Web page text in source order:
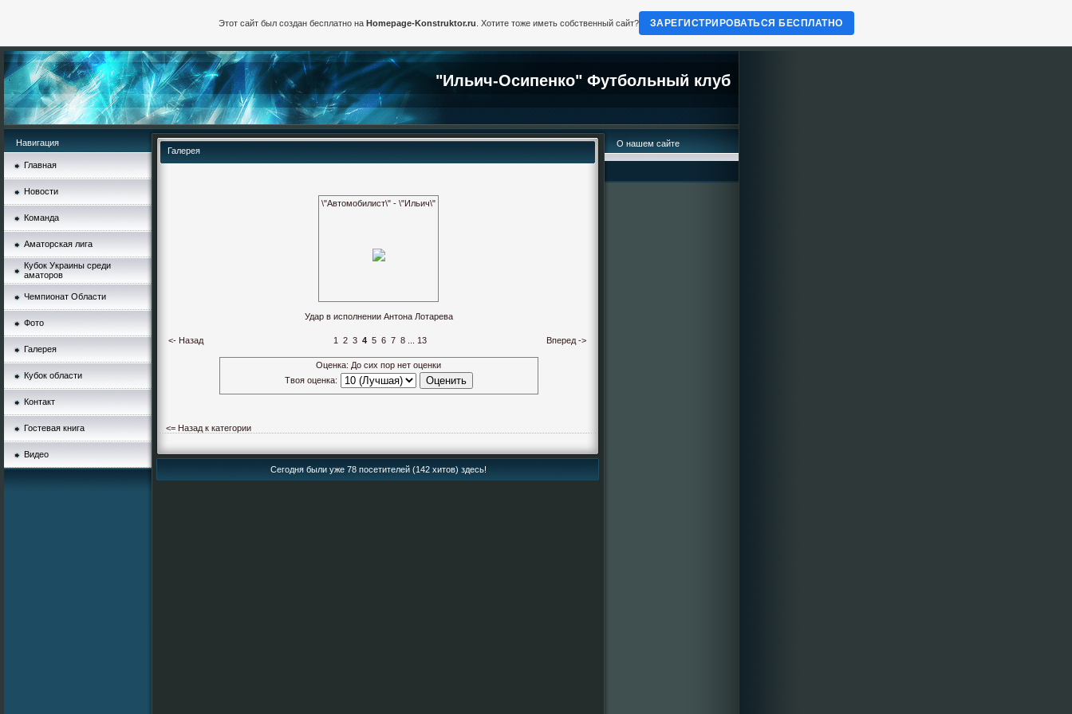
"Ильич-Осипенко" Футбольный клуб
Навигация
Главная
Новости
Команда
Аматорская лига
Кубок Украины среди
аматоров
Чемпионат Области
Фото
Галерея
Кубок области
Контакт
Гостевая книга
Видео
Галерея
\"Автомобилист\" - \"Ильич\"
Удар в исполнении Антона Лотарева
<- Назад 1 2 3 4 5 6 7 8... 13 Вперед ->
Оценка: До сих пор нет оценки
Твоя оценка:
<= Назад к категории
Сегодня были уже 78 посетителей (142 хитов) здесь!
О нашем сайте
Этот сайт был создан бесплатно на Homepage-Konstruktor.ru . Хотите тоже иметь собственный сайт? ЗАРЕГИСТРИРОВАТЬСЯ БЕСПЛАТНО